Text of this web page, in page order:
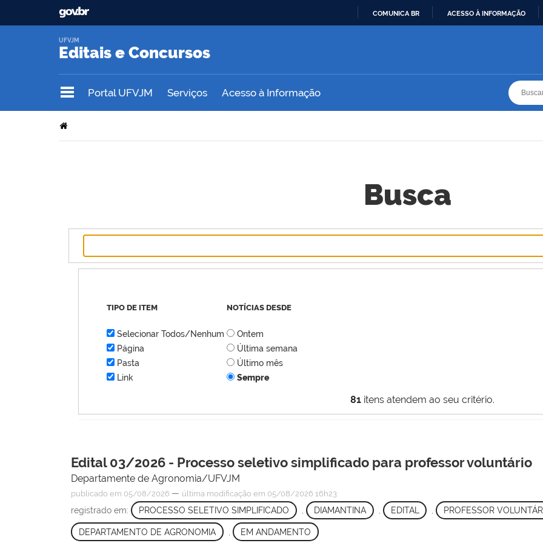
COMUNICA BR ACESSO À INFORMAÇÃO
Editais e Concursos
UFVJM
Portal UFVJM Serviços Acesso à Informação
Busca
81 itens atendem ao seu critério.
TIPO DE ITEM
Selecionar Todos/Nenhum
Página
Pasta
Link
NOTÍCIAS DESDE
Ontem
Última semana
Último mês
Sempre
Edital 03/2026 - Processo seletivo simplificado para professor voluntário
Departamente de Agronomia/UFVJM
publicado em 05/08/2026 — última modificação em 05/08/2026 16h23
registrado em: PROCESSO SELETIVO SIMPLIFICADO DIAMANTINA EDITAL , PROFESSOR
DEPARTAMENTO DE AGRONOMIA EM ANDAMENTO